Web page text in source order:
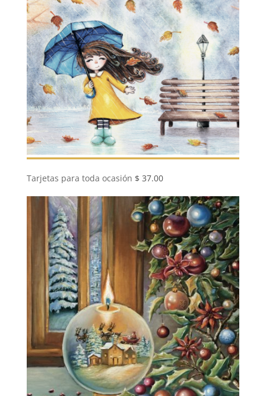
Tarjetas para toda ocasión $ 37.00